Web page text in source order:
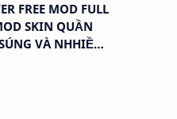
FREE MOD FULL
SKIN QUẦN
VÀ NHHIỀU